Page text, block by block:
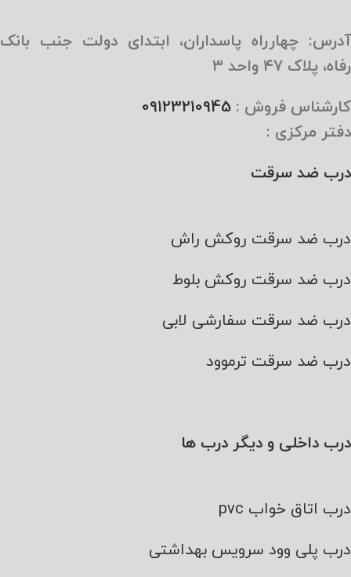
آدرس: چهارراه پاسداران، ابتدای دولت جنب بانک
رفاه، پلاک ۴۷ واحد ۳
کارشناس فروش : 09123210945
دفتر مرکزی :
درب ضد سرقت
درب ضد سرقت روکش راش
درب ضد سرقت روکش بلوط
درب ضد سرقت سفارشی لابی
درب ضد سرقت ترموود
درب داخلی و دیگر درب ها
درب اتاق خواب pvc
درب پلی وود سرویس بهداشتی